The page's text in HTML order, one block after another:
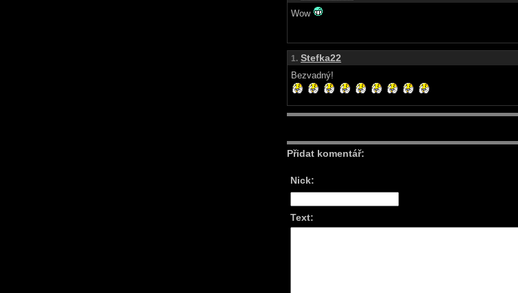
Wow
1. Stefka22
Bezvadný!
Přidat komentář:
Nick:
Text: